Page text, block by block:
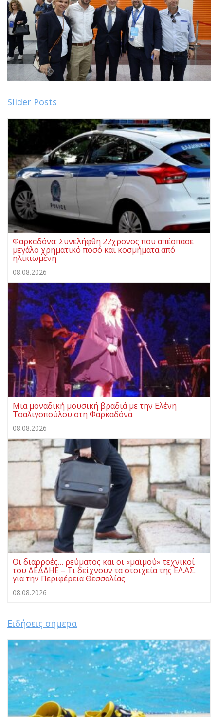
Slider Posts
Φαρκαδόνα: Συνελήφθη 22χρονος που απέσπασε
μεγάλο χρηματικό ποσό και κοσμήματα από
ηλικιωμένη
08.08.2026
Μια μοναδική μουσική βραδιά με την Ελένη
Τσαλιγοπούλου στη Φαρκαδόνα
08.08.2026
Οι διαρροές… ρεύματος και οι «μαϊμού» τεχνικοί
του ΔΕΔΔΗΕ – Τι δείχνουν τα στοιχεία της ΕΛ.ΑΣ.
για την Περιφέρεια Θεσσαλίας
08.08.2026
Ειδήσεις σήμερα